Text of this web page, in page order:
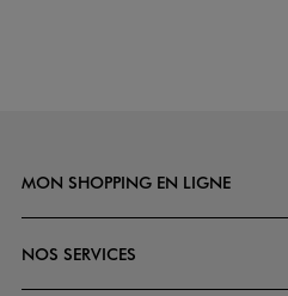
MON SHOPPING EN LIGNE
NOS SERVICES